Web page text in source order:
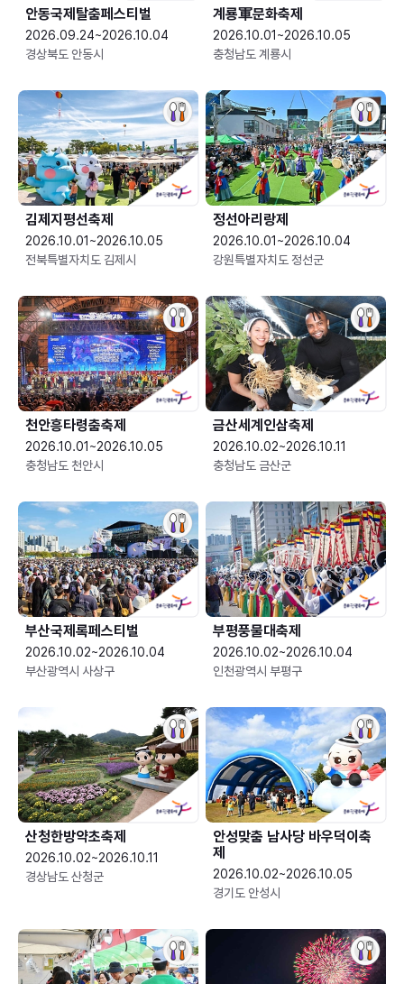
안동국제탈춤페스티벌
2026.09.24~2026.10.04
경상북도 안동시
2026.10.01~2026.10.05
충청남도 계룡시
김제지평선축제
2026.10.01~2026.10.05
전북특별자치도 김제시
정선아리랑제
2026.10.01~2026.10.04
강원특별자치도 정선군
천안흥타령춤축제
2026.10.01~2026.10.05
충청남도 천안시
금산세계인삼축제
2026.10.02~2026.10.11
충청남도 금산군
부산국제록페스티벌
2026.10.02~2026.10.04
부산광역시 사상구
부평풍물대축제
2026.10.02~2026.10.04
인천광역시 부평구
산청한방약초축제
2026.10.02~2026.10.11
경상남도 산청군
안성맞춤 남사당 바우덕이축
제
2026.10.02~2026.10.05
경기도 안성시